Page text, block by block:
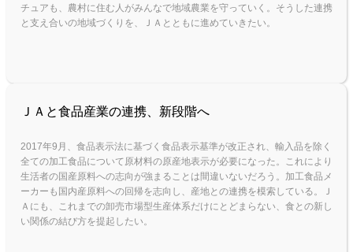
チュアも、農村に住む人がみんなで地域農業を守っていく。そうした連携
と支え合いの地域づくりを、ＪＡとともに進めていきたい。
ＪＡと食品産業の連携、新段階へ
2017年9月、食品表示法に基づく食品表示基準が改正され、輸入品を除く
全ての加工食品について原材料の原産地表示が必要になった。これにより
生活者の国産原料への志向が強まることは間違いないだろう。加工食品メ
ーカーも国内産原料への回帰を志向し、産地との連携を模索している。Ｊ
Ａにも、これまでの卸売市場型生産体系だけにとどまらない、食との新し
い関係の結び方を提起したい。